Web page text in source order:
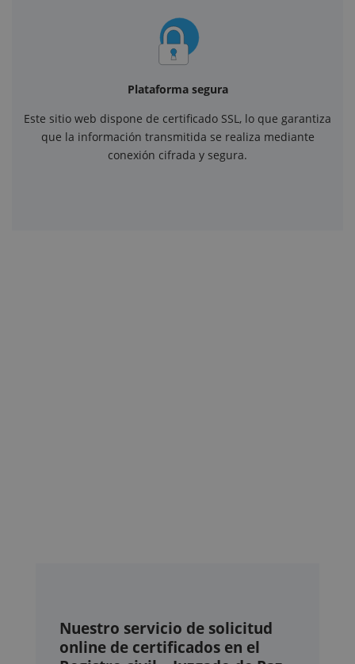
Plataforma segura
Este sitio web dispone de certificado SSL, lo que garantiza
que la información transmitida se realiza mediante
conexión cifrada y segura.
Nuestro servicio de solicitud
online de certificados en el